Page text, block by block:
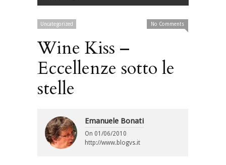
Uncategorized No Comments
Wine Kiss –
Eccellenze sotto le
stelle
Emanuele Bonati
On 01/06/2010
http://www.blogvs.it